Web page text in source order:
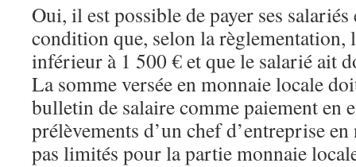
Oui, il est possible de payer ses
condition que, selon la règlementation,
inférieur à 1 500 € et que le salarié ait
La somme versée en monnaie locale
bulletin de salaire comme paiement en
prélèvements d’un chef d’entreprise
pas limités pour la partie monnaie